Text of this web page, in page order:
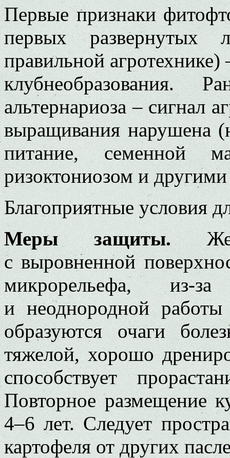
Первые признаки
первых развернутых
правильной агротехнике)
клубнеобразования.
альтернариоза – сигнал
выращивания нарушена
питание, семенной
ризоктониозом и
Благоприятные условия
Меры защиты.
с выровненной
микрорельефа, из-
и неоднородной
образуются очаги
тяжелой, хорошо
способствует
Повторное размещение
4–6 лет. Следует
картофеля от других